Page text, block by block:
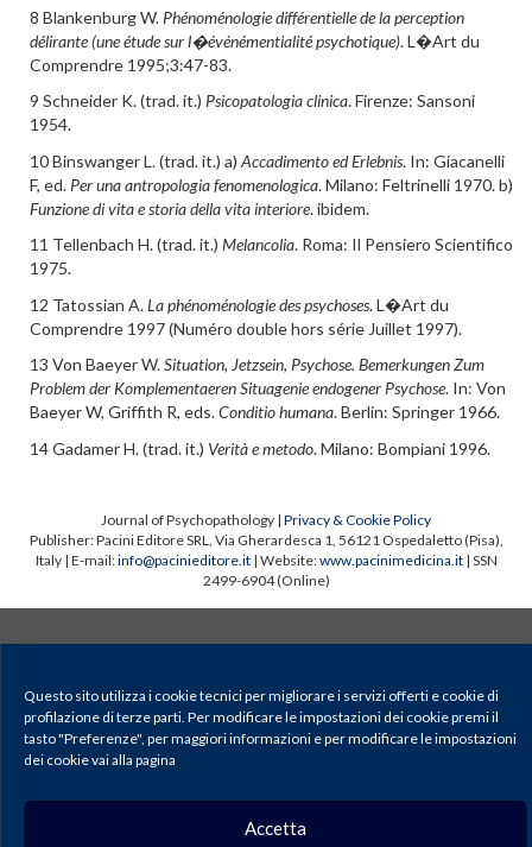
Questo sito utilizza i cookie tecnici per migliorare i servizi offerti e cookie di
profilazione di terze parti. Per modificare le impostazioni dei cookie premi il
tasto "Preferenze", per maggiori informazioni e per modificare le impostazioni
dei cookie vai alla pagina
Accetta
8 Blankenburg W. Phénoménologie différentielle de la perception
délirante (une étude surl�événémentialité psychotique). L�Art du
Comprendre 1995;3:47-83.
9 Schneider K. (trad. it.) Psicopatologia clinica. Firenze: Sansoni
1954.
10 Binswanger L. (trad. it.) a) Accadimento ed Erlebnis. In: Giacanelli
F, ed. Per una antropologia fenomenologica. Milano: Feltrinelli 1970. b)
Funzione di vita e storia della vita interiore. ibidem.
11 Tellenbach H. (trad. it.) Melancolia. Roma: Il Pensiero Scientifico
1975.
12 Tatossian A.La phénoménologie des psychoses. L�Art du
Comprendre 1997 (Numéro double hors série Juillet 1997).
13 Von Baeyer W.Situation, Jetzsein, Psychose. Bemerkungen Zum
Problem der Komplementaeren Situagenie endogener Psychose. In: Von
Baeyer W, Griffith R, eds.Conditio humana. Berlin: Springer 1966.
14 Gadamer H. (trad. it.) Verità e metodo. Milano: Bompiani 1996.
Journal of Psychopathology | Privacy & Cookie Policy
Publisher: Pacini Editore SRL, Via Gherardesca 1, 56121 Ospedaletto (Pisa),
Italy | E-mail:info@pacinieditore.it| Website:www.pacinimedicina.it| SSN
2499-6904 (Online)